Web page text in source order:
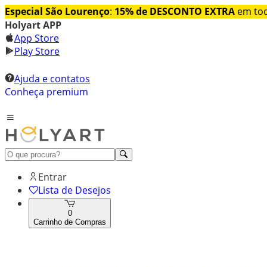
Especial São Lourenço: 15% de DESCONTO EXTRA em
Holyart APP
App Store
Play Store
Ajuda e contatos
Conheça premium
Entrar
Lista de Desejos
0
Carrinho de Compras